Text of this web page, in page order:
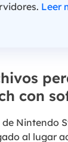
Leer
con
Nintendo
al lugar